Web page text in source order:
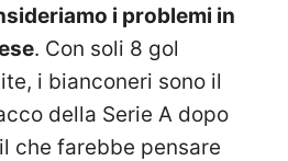
i problemi in
. Con soli 8 gol
i bianconeri sono il
della Serie A dopo
che farebbe pensare